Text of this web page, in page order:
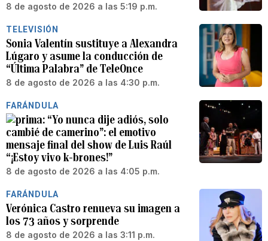
8 de agosto de 2026 a las 5:19 p.m.
TELEVISIÓN
Sonia Valentín sustituye a Alexandra
Lúgaro y asume la conducción de
“Última Palabra” de TeleOnce
8 de agosto de 2026 a las 4:30 p.m.
FARÁNDULA
“Yo nunca dije adiós, solo
cambié de camerino”: el emotivo
mensaje final del show de Luis Raúl
“¡Estoy vivo k-brones!”
8 de agosto de 2026 a las 4:05 p.m.
FARÁNDULA
Verónica Castro renueva su imagen a
los 73 años y sorprende
8 de agosto de 2026 a las 3:11 p.m.